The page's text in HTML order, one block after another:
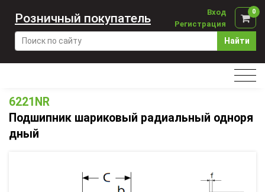
Найти
Вход
Регистрация
0
Розничный покупатель
6221NR
Подшипник шариковый радиальный одноря
дный